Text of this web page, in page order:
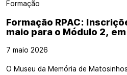
Formação
Formação RPAC:
maio para o Módulo 2,
7 maio 2026
O Museu da Memória de